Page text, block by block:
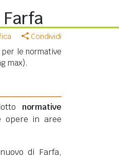
Condividi
le normative
max).
normative
opere in aree
di Farfa,